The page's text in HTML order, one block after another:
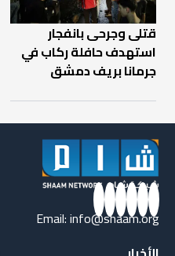
قتلى وجرحى بانفجار
استهدف حافلة ركاب في
جرمانا بريف دمشق
Email:info@shaam.org